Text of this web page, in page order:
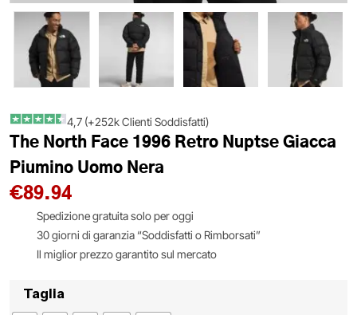
4,7 (+252k Clienti Soddisfatti)
The North Face 1996 Retro Nuptse Giacca
Piumino Uomo Nera
€89.94
Spedizione gratuita solo per oggi
30 giorni di garanzia “Soddisfatti o Rimborsati”
Il miglior prezzo garantito sul mercato
Taglia